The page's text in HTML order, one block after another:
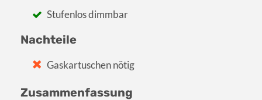
Stufenlos dimmbar
Nachteile
Gaskartuschen nötig
Zusammenfassung